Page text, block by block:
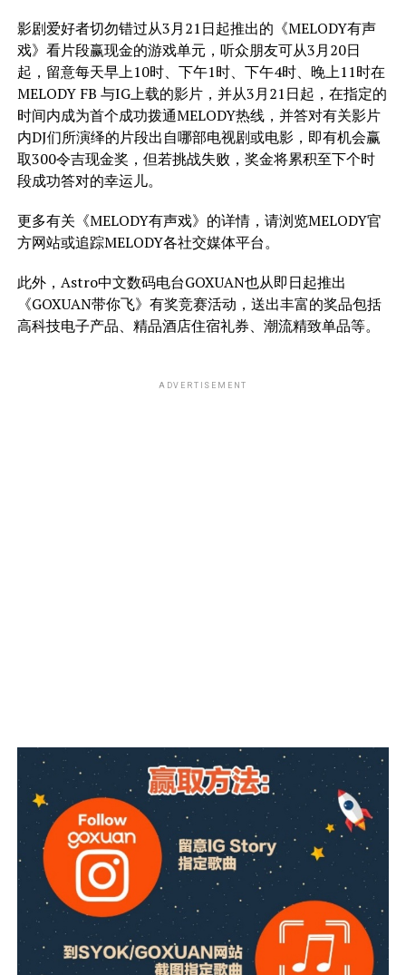
影剧爱好者切勿错过从3月21日起推出的《MELODY有声
戏》看片段赢现金的游戏单元，听众朋友可从3月20日
起，留意每天早上10时、下午1时、下午4时、晚上11时在
MELODY FB 与IG上载的影片，并从3月21日起，在指定的
时间内成为首个成功拨通MELODY热线，并答对有关影片
内DJ们所演绎的片段出自哪部电视剧或电影，即有机会赢
取300令吉现金奖，但若挑战失败，奖金将累积至下个时
段成功答对的幸运儿。
更多有关《MELODY有声戏》的详情，请浏览MELODY官
方网站或追踪MELODY各社交媒体平台。
此外，Astro中文数码电台GOXUAN也从即日起推出
《GOXUAN带你飞》有奖竞赛活动，送出丰富的奖品包括
高科技电子产品、精品酒店住宿礼券、潮流精致单品等。
ADVERTISEMENT